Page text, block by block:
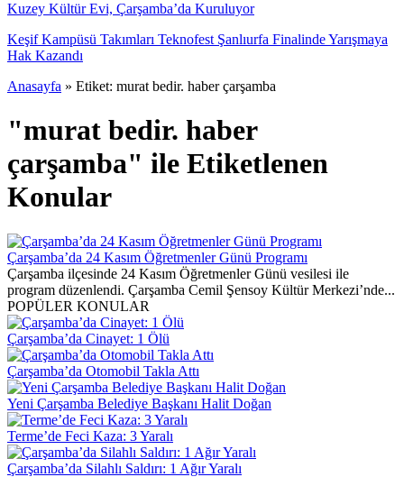
Kuzey Kültür Evi, Çarşamba’da Kuruluyor
Keşif Kampüsü Takımları Teknofest Şanlıurfa Finalinde Yarışmaya
Hak Kazandı
Anasayfa » Etiket: murat bedir. haber çarşamba
"murat bedir. haber
çarşamba" ile Etiketlenen
Konular
Çarşamba’da 24 Kasım Öğretmenler Günü Programı
Çarşamba ilçesinde 24 Kasım Öğretmenler Günü vesilesi ile
program düzenlendi. Çarşamba Cemil Şensoy Kültür Merkezi’nde...
POPÜLER KONULAR
Çarşamba’da Cinayet: 1 Ölü
Çarşamba’da Otomobil Takla Attı
Yeni Çarşamba Belediye Başkanı Halit Doğan
Terme’de Feci Kaza: 3 Yaralı
Çarşamba’da Silahlı Saldırı: 1 Ağır Yaralı